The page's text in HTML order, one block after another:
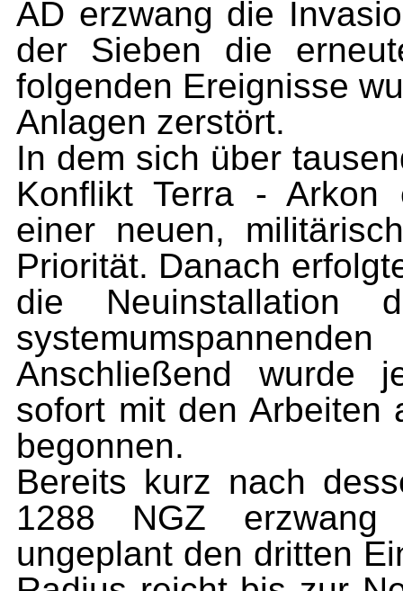
AD erzwang die
der Sieben die
folgenden Ereignisse
Anlagen zerstört.
In dem sich über
Konflikt Terra - Arkon
einer neuen,
Priorität. Danach
die Neuinstallation
Anschließend wurde
sofort mit den Arbeiten
begonnen.
Bereits kurz nach
1288 NGZ erzwang
ungeplant den dritten